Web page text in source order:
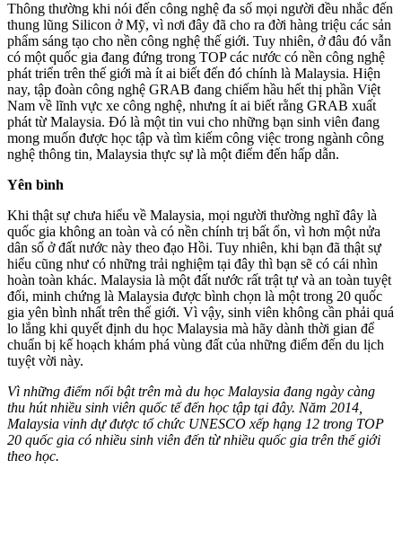
Thông thường khi nói đến công nghệ đa số mọi người đều nhắc đến
thung lũng Silicon ở Mỹ, vì nơi đây đã cho ra đời hàng triệu các sản
phẩm sáng tạo cho nền công nghệ thế giới. Tuy nhiên, ở đâu đó vẫn
có một quốc gia đang đứng trong TOP các nước có nền công nghệ
phát triển trên thế giới mà ít ai biết đến đó chính là Malaysia. Hiện
nay, tập đoàn công nghệ GRAB đang chiếm hầu hết thị phần Việt
Nam về lĩnh vực xe công nghệ, nhưng ít ai biết rằng GRAB xuất
phát từ Malaysia. Đó là một tin vui cho những bạn sinh viên đang
mong muốn được học tập và tìm kiếm công việc trong ngành công
nghệ thông tin, Malaysia thực sự là một điểm đến hấp dẫn.
Yên bình
Khi thật sự chưa hiểu về Malaysia, mọi người thường nghĩ đây là
quốc gia không an toàn và có nền chính trị bất ổn, vì hơn một nửa
dân số ở đất nước này theo đạo Hồi. Tuy nhiên, khi bạn đã thật sự
hiểu cũng như có những trải nghiệm tại đây thì bạn sẽ có cái nhìn
hoàn toàn khác. Malaysia là một đất nước rất trật tự và an toàn tuyệt
đối, minh chứng là Malaysia được bình chọn là một trong 20 quốc
gia yên bình nhất trên thế giới. Vì vậy, sinh viên không cần phải quá
lo lắng khi quyết định du học Malaysia mà hãy dành thời gian để
chuẩn bị kế hoạch khám phá vùng đất của những điểm đến du lịch
tuyệt vời này.
Vì những điểm nổi bật trên mà du học Malaysia đang ngày càng
thu hút nhiều sinh viên quốc tế đến học tập tại đây. Năm 2014,
Malaysia vinh dự được tổ chức UNESCO xếp hạng 12 trong TOP
20 quốc gia có nhiều sinh viên đến từ nhiều quốc gia trên thế giới
theo học.